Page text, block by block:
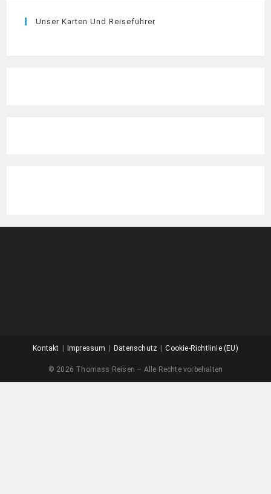
Unser Karten Und Reiseführer
Kontakt Impressum Datenschutz Cookie-Richtlinie (EU)
© 2026 Thomass Reisen – Alle Rechte vorbehalten